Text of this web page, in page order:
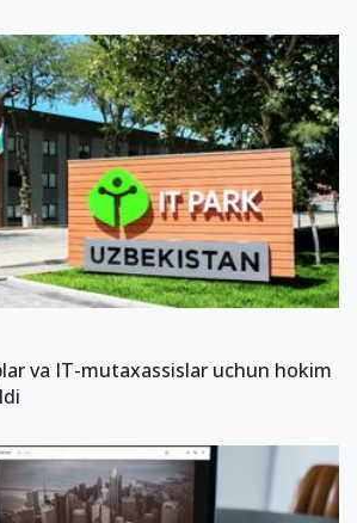
va IT-mutaxassislar uchun hokim